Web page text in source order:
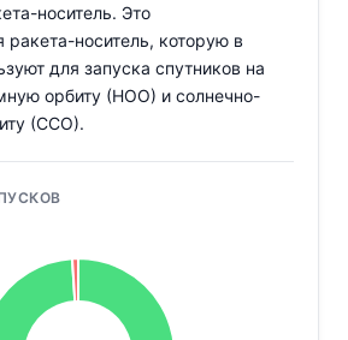
носитель. Это
ракета-носитель, которую в
для запуска спутников на
орбиту (НОО) и солнечно-
(ССО).